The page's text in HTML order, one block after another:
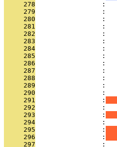
     278
:
     279
:
     280
:
     281
:
     282
:
     283
:
     284
:
     285
:
     286
:
     287
:
     288
:
     289
:
     290
:
     291
                 :
     292
:
     293
                 :
     294
:
     295
                 :
     296
                 :
     297
: